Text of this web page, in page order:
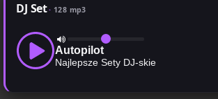
DJ Set 128 mp3
Autopilot
Najlepsze Sety DJ-skie